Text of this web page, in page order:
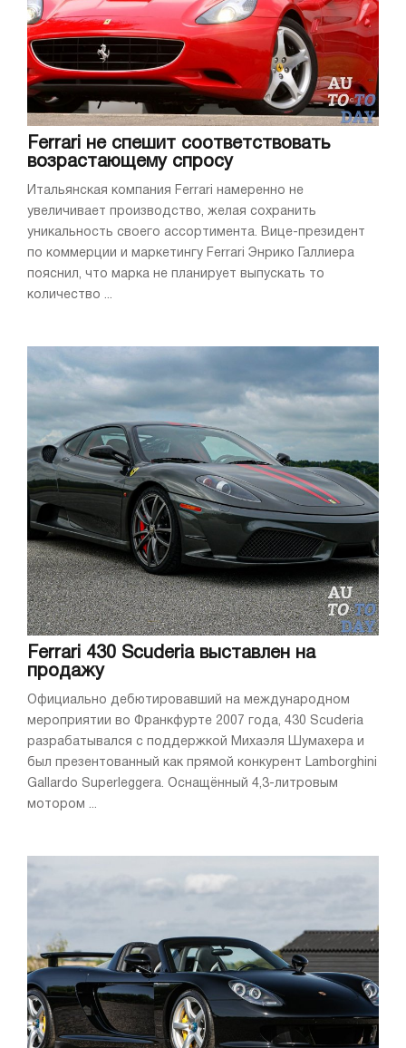
Ferrari не спешит соответствовать
возрастающему спросу
Итальянская компания Ferrari намеренно не
увеличивает производство, желая сохранить
уникальность своего ассортимента. Вице-президент
по коммерции и маркетингу Ferrari Энрико Галлиера
пояснил, что марка не планирует выпускать то
количество ...
Ferrari 430 Scuderia выставлен на
продажу
Официально дебютировавший на международном
мероприятии во Франкфурте 2007 года, 430 Scuderia
разрабатывался с поддержкой Михаэля Шумахера и
был презентованный как прямой конкурент Lamborghini
Gallardo Superleggera. Оснащённый 4,3-литровым
мотором ...